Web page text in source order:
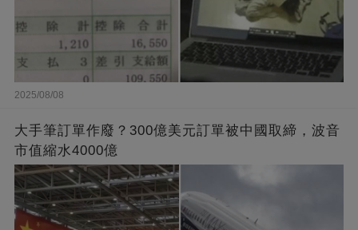
2025/08/08
大手筆訂單作廢？300億美元訂單被中國取締，波音
市值縮水4000億